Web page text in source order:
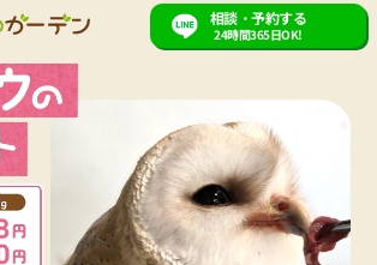
相談・予約する
24時間365日OK!